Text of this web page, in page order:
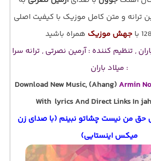
ترانه و متن کامل موزیک با کیفیت اصلی
جهش موزیک همراه باشید
, تنظیم کننده : آرمین نصرتی , ترانه سرا
: میلاد باران
Download New Music, (Ahang) Armin
With lyrics And Direct Links In
حق من نیست چشاتو نبینم (با صدای زن
میکس اینستایی)